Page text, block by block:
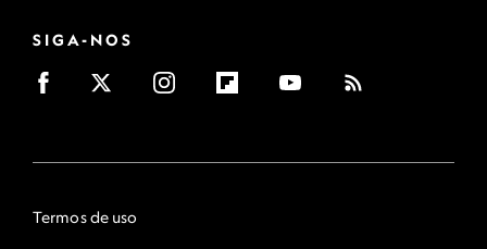
SIGA-NOS
Termos de uso